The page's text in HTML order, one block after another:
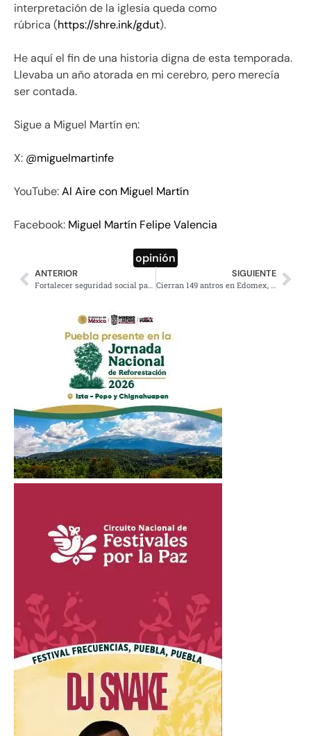
interpretación de la iglesia queda como
rúbrica (https://shre.ink/gdut).
He aquí el fin de una historia digna de esta temporada.
Llevaba un año atorada en mi cerebro, pero merecía
ser contada.
Sigue a Miguel Martín en:
X: @miguelmartinfe
YouTube:Al Aire con Miguel Martín
Facebook: Miguel Martín Felipe Valencia
opinión
ANTERIOR
Fortalecer seguridad social para todos es la prioridad: Sheinbaum
SIGUIENTE
Cierran 149 antros en Edomex, Operación Atarraya en 27 municipios